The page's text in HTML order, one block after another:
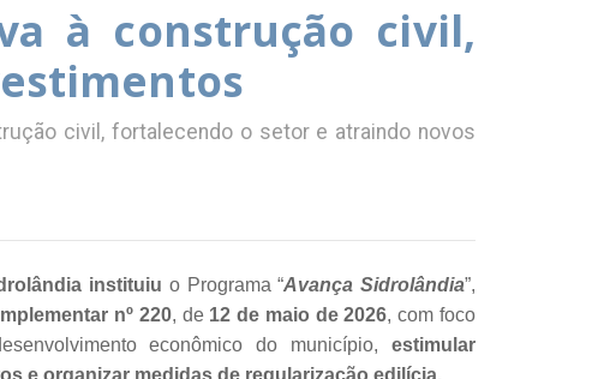
à construção civil,
civil, fortalecendo o setor e atraindo novos
instituiu o Programa “Avança Sidrolândia”,
nº 220, de 12 de maio de 2026, com foco
econômico do município, estimular
e organizar medidas de regularização edilícia.